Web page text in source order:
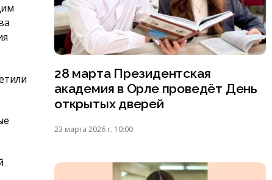
28 марта Президентская
академия в Орле проведёт День
открытых дверей
23 марта 2026 г. 10:00